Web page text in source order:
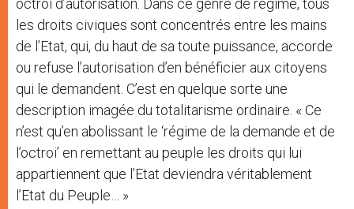
octroi d’autorisation. Dans ce genre de régime, tous
les droits civiques sont concentrés entre les mains
de l’Etat, qui, du haut de sa toute puissance, accorde
ou refuse l’autorisation d’en bénéficier aux citoyens
qui le demandent. C’est en quelque sorte une
description imagée du totalitarisme ordinaire. « Ce
n’est qu’en abolissant le ‘régime de la demande et de
l’octroi’ en remettant au peuple les droits qui lui
appartiennent que l’Etat deviendra véritablement
l’Etat du Peuple… »